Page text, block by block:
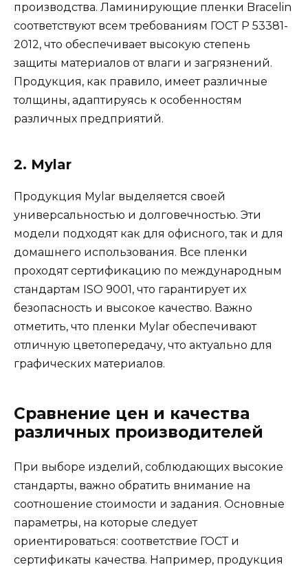
производства. Ламинирующие пленки Bracelin
соответствуют всем требованиям ГОСТ Р 53381-
2012, что обеспечивает высокую степень
защиты материалов от влаги и загрязнений.
Продукция, как правило, имеет различные
толщины, адаптируясь к особенностям
различных предприятий.
2. Mylar
Продукция Mylar выделяется своей
универсальностью и долговечностью. Эти
модели подходят как для офисного, так и для
домашнего использования. Все пленки
проходят сертификацию по международным
стандартам ISO 9001, что гарантирует их
безопасность и высокое качество. Важно
отметить, что пленки Mylar обеспечивают
отличную цветопередачу, что актуально для
графических материалов.
Сравнение цен и качества
различных производителей
При выборе изделий, соблюдающих высокие
стандарты, важно обратить внимание на
соотношение стоимости и задания. Основные
параметры, на которые следует
ориентироваться: соответствие ГОСТ и
сертификаты качества. Например, продукция